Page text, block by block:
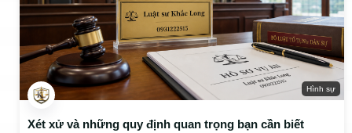
Hình sự
Xét xử và những quy định quan trọng bạn cần biết